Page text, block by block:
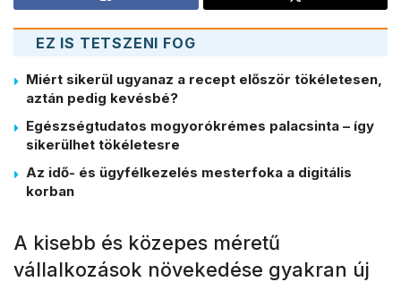
EZ IS TETSZENI FOG
Miért sikerül ugyanaz a recept először tökéletesen,
aztán pedig kevésbé?
Egészségtudatos mogyorókrémes palacsinta – így
sikerülhet tökéletesre
Az idő- és ügyfélkezelés mesterfoka a digitális
korban
A kisebb és közepes méretű
vállalkozások növekedése gyakran új